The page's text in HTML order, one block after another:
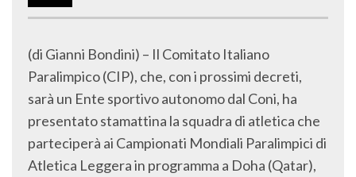
(di Gianni Bondini) – Il Comitato Italiano
Paralimpico (CIP), che, con i prossimi decreti,
sarà un Ente sportivo autonomo dal Coni, ha
presentato stamattina la squadra di atletica che
parteciperà ai Campionati Mondiali Paralimpici di
Atletica Leggera in programma a Doha (Qatar),